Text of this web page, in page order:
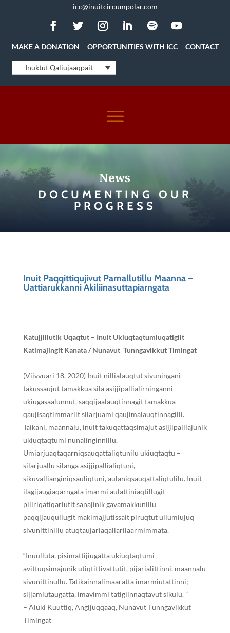
icc@inuitcircumpolar.com
MAKE A DONATION OPPORTUNITIES WITH ICC CONTACT
Inuktut Qaliujaaqpait
News
DOCUMENTING OUR
PROGRESS
Inuit Paqqittiqujivut Parnallutillu Maanna –
Uattiarukkanni Akiliinasuttapiarngata
Katujjillutik Uqaqtut – Inuit Ukiuqtaqtumiuqatigiit
Katimajingit Kanata / Nunavut Tunngavikkut Timingat
(Viivvuari 18, 2020) Inuit nillialauqtut sivuningani
takussaujut tamakkua sila asijjipallialirninganni
ukiugasaalunnut, saqqijaalauqtinnagit tamakkua
qaujisaqtimmariit silarjuami qaujimalauqtinnagilli.
Taikani, maannalu, inuit takuqattaqsimajut asijjipalliajunik
ukiuqtaqtumi nunalinginnillu.
Umiarjuaqtaqarniqsauqattaliqtunilu ukiuqtaqtu −
silarjuallu silanga asijjipallialiqtuni,
sikuvallianginiqsauliqtuni, aulaniqsauqattaliqtulilu. Inuit
ilagijaugiaqarngata imarmi aulattiniaqtillugit
piliriqatiqarlutit sanajinik gavamakkunillu
paqqijauqullugit makimajjutissait piruqtut ullumiujuq
sivunittinillu atuqtaujariaqallarilaarmimmata.
“Inuulluta, pisimattijiugatta ukiuqtaqtumi
avittuqsimajunik utiqtittivattutit, pijarialittinni, maannalu
sivunittinullu. Tatikainnalimaaratta imarmiutattinni;
sijjamiutaugatta, imavimmi tatigiinnaqtavut sikulu. ”
– Aluki Kuuttiq, Angijuqqaaq, NunavutTunngavikkut
Timingat